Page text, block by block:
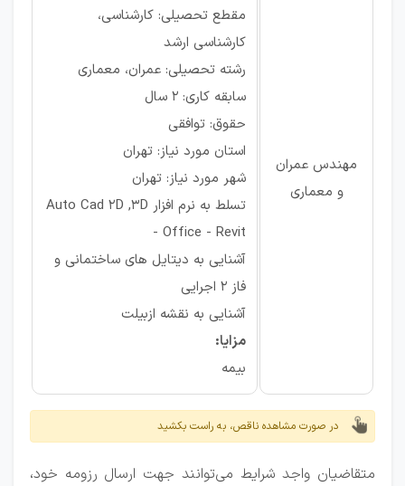
مهندس عمران
و معماری
مقطع تحصیلی: کارشناسی،
کارشناسی ارشد
رشته تحصیلی: عمران، معماری
سابقه کاری: ۲ سال
حقوق: توافقی
استان مورد نیاز: تهران
شهر مورد نیاز: تهران
تسلط به نرم افزار Auto Cad 2D ,3D
- Office - Revit
آشنایی به دیتایل های ساختمانی و
فاز 2 اجرایی
آشنایی به نقشه ازبیلت
مزایا:
بیمه
در صورت مشاهده ناقص، به راست بکشید
متقاضیان واجد شرایط می‌توانند جهت ارسال رزومه خود،